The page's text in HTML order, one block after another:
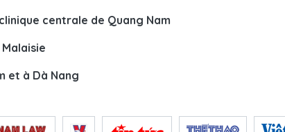
centrale de Quang Nam
et à Dà Nang